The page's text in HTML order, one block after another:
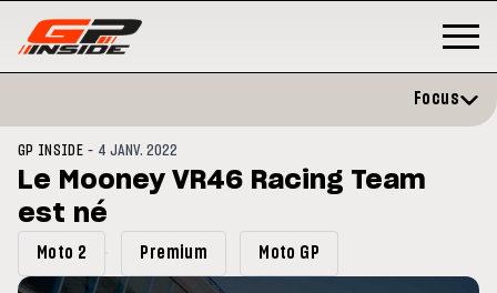
Focus
GP INSIDE - 4 JANV. 2022
Le Mooney VR46 Racing Team
est né
Moto 2 Premium Moto GP